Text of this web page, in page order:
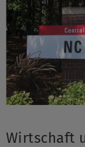
Wirtschaft